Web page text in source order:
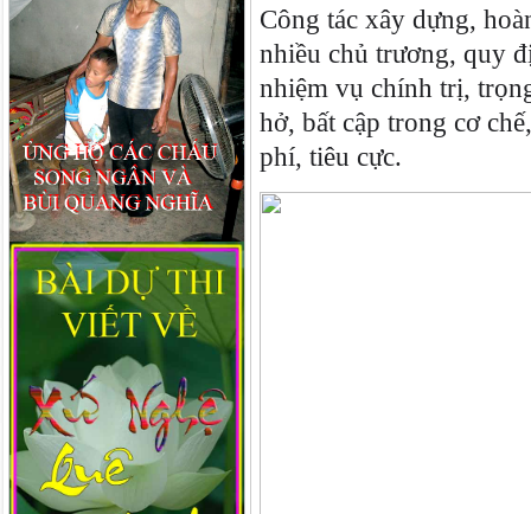
Công tác xây dựng,
nhiều chủ trương, quy
nhiệm vụ chính trị,
hở, bất cập trong cơ
phí, tiêu cực.